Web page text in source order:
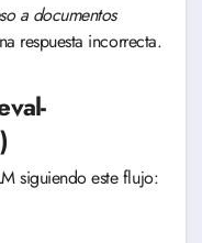
a documentos
respuesta incorrecta.
siguiendo este flujo: